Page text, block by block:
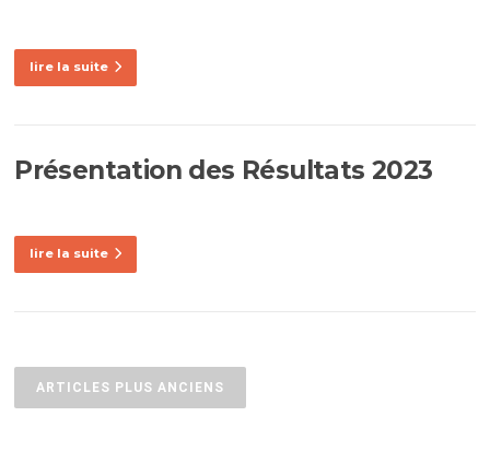
lire la suite
Présentation des Résultats 2023
lire la suite
des
articles
ARTICLES PLUS ANCIENS